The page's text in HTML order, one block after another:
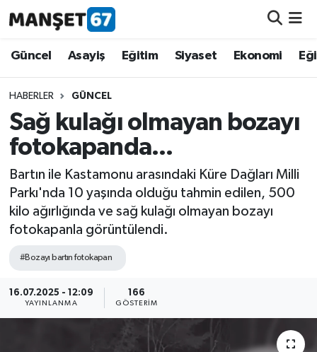
Güncel Asayiş Eğitim Siyaset Ekonomi
HABERLER GÜNCEL
Sağ kulağı olmayan bozayı
fotokapanda...
Bartın ile Kastamonu arasındaki Küre Dağları Milli
Parkı'nda 10 yaşında olduğu tahmin edilen, 500
kilo ağırlığında ve sağ kulağı olmayan bozayı
fotokapanla görüntülendi.
#Bozayı bartın fotokapan
16.07.2025 - 12:09
YAYINLANMA
166
GÖSTERIM
Güncel
Asayiş
Siyaset
Eğitim
Ekonomi
Magazin